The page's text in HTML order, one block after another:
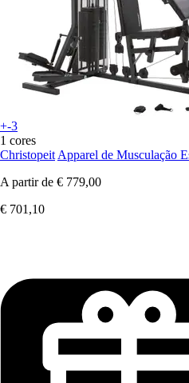
+-3
1 cores
Christopeit Apparel de Musculação
A partir de € 779,00
€ 701,10